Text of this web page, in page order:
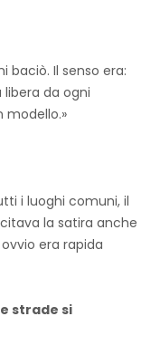
baciò. Il senso era:
da ogni
modello.»
i luoghi comuni, il
la satira anche
era rapida
strade si